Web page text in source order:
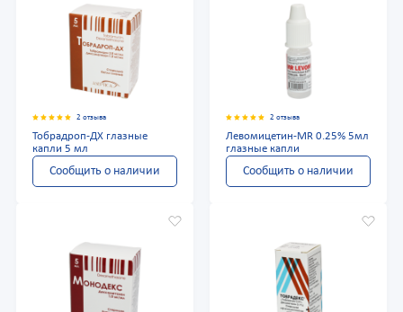
2 отзыва
Тобрадроп-ДХ глазные
капли 5 мл
Сообщить о наличии
2 отзыва
Левомицетин-MR 0.25% 5мл
глазные капли
Сообщить о наличии